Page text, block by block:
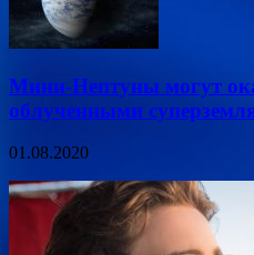
Мини-Нептуны могут
облученными
01.08.2020